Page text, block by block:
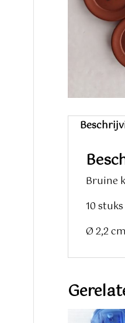
Bruine
10 stuks
Ø 2,2 cm